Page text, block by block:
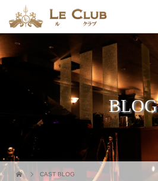
BLOG
CAST BLOG